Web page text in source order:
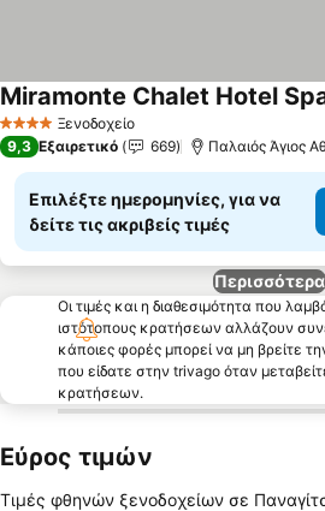
4 ΑστέριαΞενοδοχείο
Miramonte Chalet Hotel
9,3 Εξαιρετικό 669
Επιλέξτε ημερομηνίες, για να
δείτε τις ακριβείς τιμές
Περισσότερα
Οι τιμές και η διαθεσιμότητα που
ιστότοπους κρατήσεων αλλάζουν
κάποιες φορές μπορεί να μη βρείτε
που είδατε στην trivago όταν
κρατήσεων.
Εύρος τιμών
Τιμές φθηνών ξενοδοχείων σε